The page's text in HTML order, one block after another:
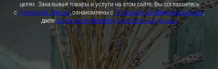
целях. Заказывая товары и услуги на этом сайте, Вы соглашаетесь
с Договором оферты, ознакомлены с Политикой конфиденциальности,
даете Согласие на обработку персональных данных